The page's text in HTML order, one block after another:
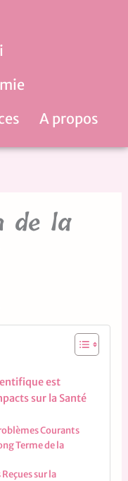
A propos
de la
est
sur la Santé
Courants
Terme de la
sur la